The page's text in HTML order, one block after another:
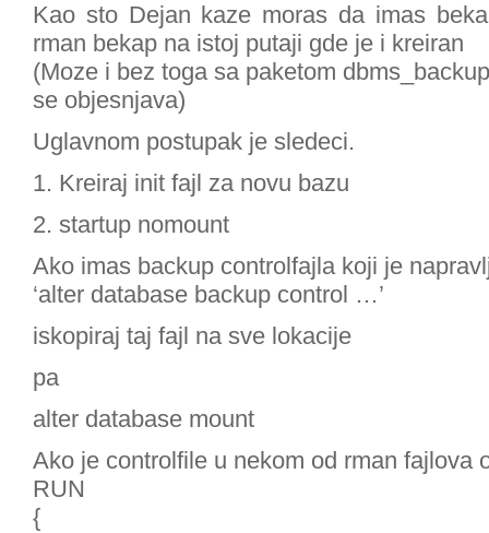
Kao sto Dejan kaze moras da imas
rman bekap na istoj putaji gde je i kreiran
(Moze i bez toga sa paketom
se objesnjava)
Uglavnom postupak je sledeci.
1. Kreiraj init fajl za novu bazu
2. startup nomount
Ako imas backup controlfajla koji je
‘alter database backup control …’
iskopiraj taj fajl na sve lokacije
pa
alter database mount
Ako je controlfile u nekom od rman fajlova
RUN
{